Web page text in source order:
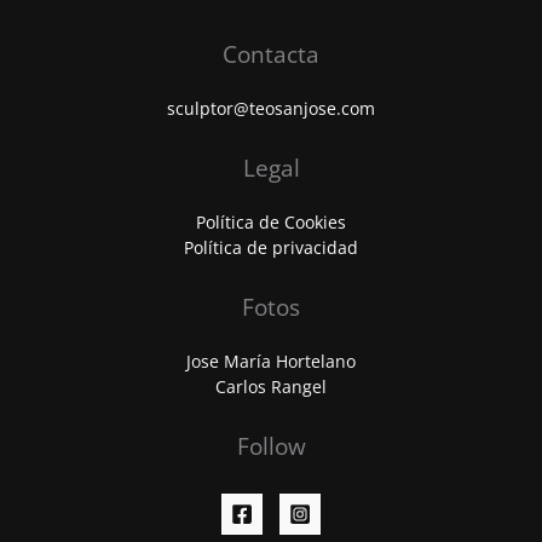
Contacta
sculptor@teosanjose.com
Legal
Política de Cookies
Política de privacidad
Fotos
Jose María Hortelano
Carlos Rangel
Follow